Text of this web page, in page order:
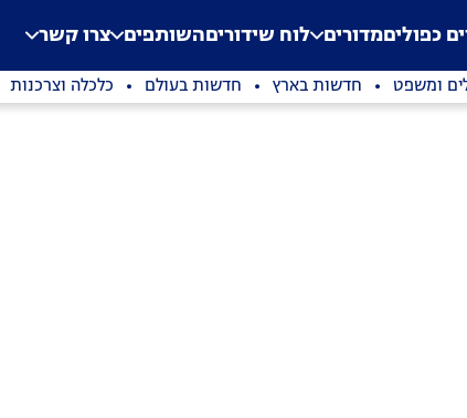
Application error: a
. כפוליםמדורים לוח שידוריםהשותפים צרו קשר
ומשפט חדשות בארץ חדשות בעולם כלכלה וצרכנות